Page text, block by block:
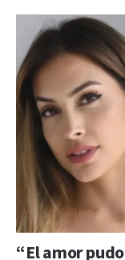
“El amor